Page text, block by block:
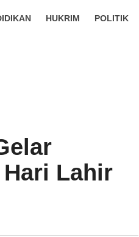
HUKRIM POLITIK
Lahir